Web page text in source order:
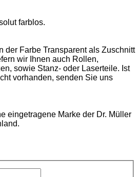
farblos.
der Farbe Transparent als Zuschnitt
wir Ihnen auch Rollen,
sowie Stanz- oder Laserteile. Ist
vorhanden, senden Sie uns
eingetragene Marke der Dr. Müller